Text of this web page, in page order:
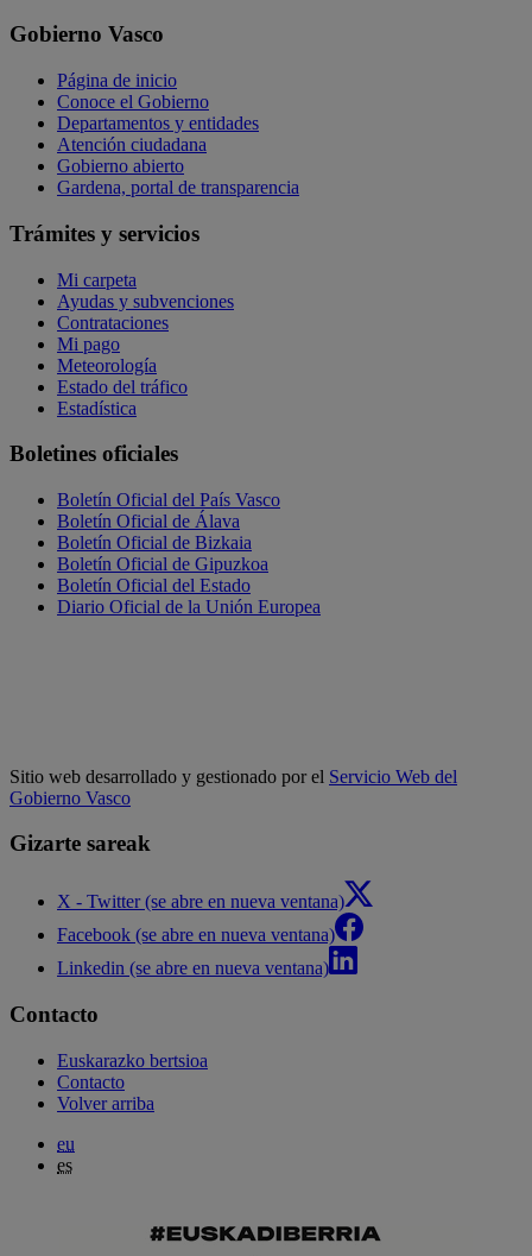
Gobierno Vasco
Página de inicio
Conoce el Gobierno
Departamentos y entidades
Atención ciudadana
Gobierno abierto
Gardena, portal de transparencia
Trámites y servicios
Mi carpeta
Ayudas y subvenciones
Contrataciones
Mi pago
Meteorología
Estado del tráfico
Estadística
Boletines oficiales
Boletín Oficial del País Vasco
Boletín Oficial de Álava
Boletín Oficial de Bizkaia
Boletín Oficial de Gipuzkoa
Boletín Oficial del Estado
Diario Oficial de la Unión Europea
Sitio web desarrollado y gestionado por el Servicio Web del
Gobierno Vasco
Gizarte sareak
X - Twitter (se abre en nueva ventana)
Facebook (se abre en nueva ventana)
Linkedin (se abre en nueva ventana)
Contacto
Euskarazko bertsioa
Contacto
Volver arriba
eu
es